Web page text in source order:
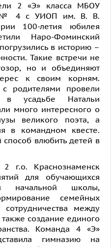
2 «Э» класса МБОУ
№ 4 с УИОП им. В. В.
100-летия юбилея
Наро-Фоминский
в историю –
Такие встречи не
но и объединяют
к своим корням.
родителями провели
в усадьбе Натальи
много интересного о
великого поэта, а
в командном квесте.
влюбить детей в
Краснознаменск
для обучающихся
начальной школы,
семейных
между
создание единого
Команда 4 «Э»
гимназию на